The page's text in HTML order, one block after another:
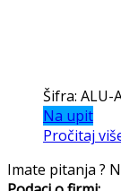
Šifra: ALU-
Na upit
Pročitaj
Imate pitanja ?